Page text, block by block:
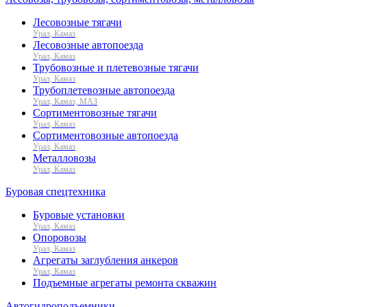
Лесовозные тягачи
Урал, Камаз
Лесовозные автопоезда
Урал, Камаз
Трубовозные и плетевозные тягачи
Урал, Камаз
Трубоплетевозные автопоезда
Урал, Камаз, МАЗ
Сортиментовозные тягачи
Урал, Камаз
Сортиментовозные автопоезда
Урал, Камаз
Металловозы
Урал, Камаз
Буровая спецтехника
Буровые установки
Урал, Камаз
Опоровозы
Урал, Камаз
Агрегаты заглубления анкеров
Урал, Камаз
Подъемные агрегаты ремонта скважин